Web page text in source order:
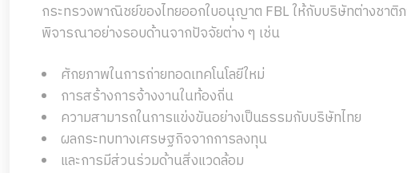
กระทรวงพาณิชย์ของไทยออกใบอนุญาต FBL ให้กับบริษัทต่างชาติ
พิจารณาอย่างรอบด้านจากปัจจัยต่าง ๆ เช่น
ศักยภาพในการถ่ายทอดเทคโนโลยีใหม่
การสร้างการจ้างงานในท้องถิ่น
ความสามารถในการแข่งขันอย่างเป็นธรรมกับบริษัทไทย
ผลกระทบทางเศรษฐกิจจากการลงทุน
และการมีส่วนร่วมด้านสิ่งแวดล้อม